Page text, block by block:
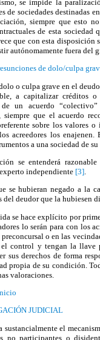
se impide la
de sociedades destinadas
siempre que esto
de esta
que con esta disposición
autónomamente fuera del
de dolo/culpa
o culpa grave en el
a capitalizar créditos
de un acuerdo
siempre que el acuerdo
sobre los valores
acreedores los
a una sociedad de
se entenderá
independiente [3]
se hubieran negado a la
del deudor que la hubiesen
se hace explícito por
lo serán para con los
o en las
el control y tengan la llave
sus derechos de forma
propia de su condición.
valoraciones.
JUDICIAL
sustancialmente el
no participantes o